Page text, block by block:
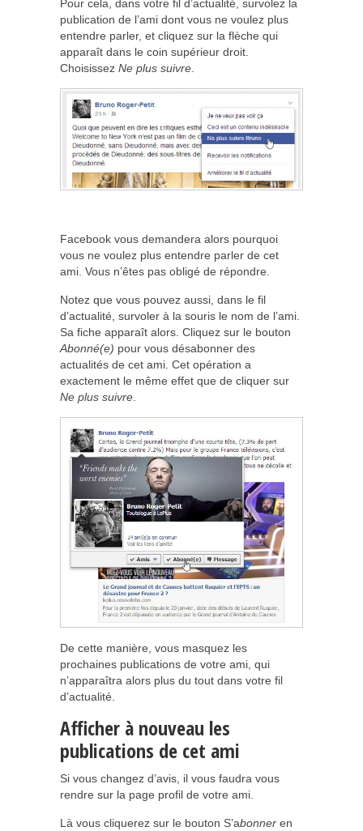
Pour cela, dans votre fil d’actualité, survolez la
publication de l’ami dont vous ne voulez plus
entendre parler, et cliquez sur la flèche qui
apparaît dans le coin supérieur droit.
Choisissez Ne plus suivre
Facebook vous demandera alors pourquoi
vous ne voulez plus entendre parler de cet
ami. Vous n’êtes pas obligé de répondre.
Notez que vous pouvez aussi, dans le fil
d’actualité, survoler à la souris le nom de l’ami.
Sa fiche apparaît alors. Cliquez sur le bouton
Abonné(e) pour vous désabonner des
actualités de cet ami. Cet opération a
exactement le même effet que de cliquer sur
Ne plus suivre
De cette manière, vous masquez les
prochaines publications de votre ami, qui
n’apparaîtra alors plus du tout dans votre fil
d’actualité.
Afficher à nouveau les
publications de cet ami
Si vous changez d’avis, il vous faudra vous
rendre sur la page profil de votre ami.
Là vous cliquerez sur le bouton S’abonner en